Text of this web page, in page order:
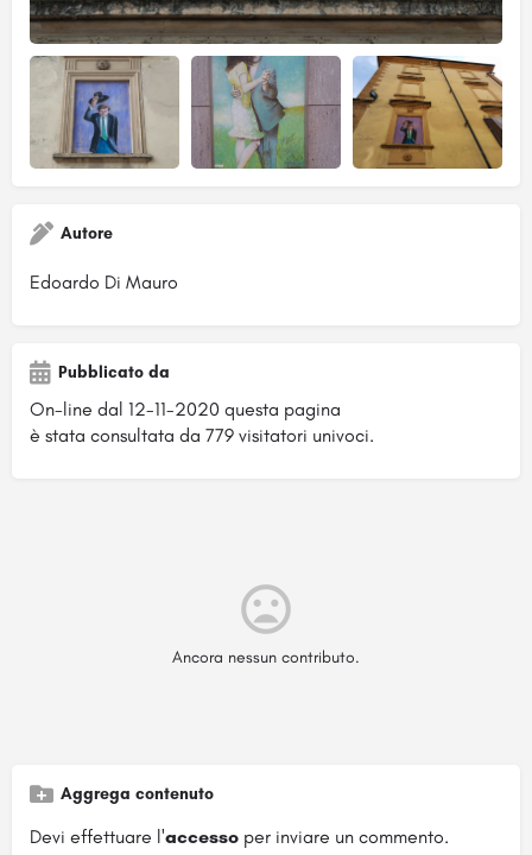
Autore
Edoardo Di Mauro
Pubblicato da
On-line dal 12-11-2020 questa pagina
è stata consultata da 779 visitatori univoci.
Ancora nessun contributo.
Aggrega contenuto
Devi effettuare l'accesso per inviare un commento.